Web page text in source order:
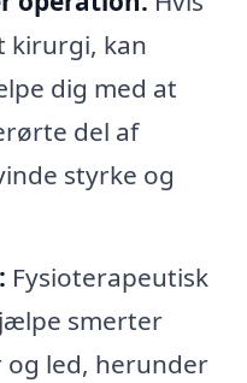
kirurgi, kan
dig med at
del af
styrke og
Fysioterapeutisk
smerter
led, herunder